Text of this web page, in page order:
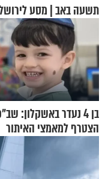
תשעה באב | מסע
בן 4 נעדר באשקלון:
הצטרף למאמצי האיתור